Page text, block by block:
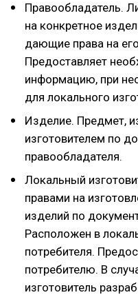
Правообладатель.
на конкретное
дающие права на
Предоставляет
информацию, при
для локального
Изделие. Предмет,
изготовителем по
правообладателя.
Локальный
правами на
изделий по
Расположен в
потребителя.
потребителю. В
изготовитель